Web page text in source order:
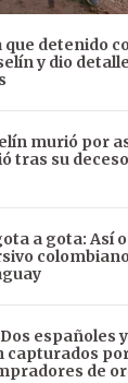
detenido
y dio
murió por
tras su
a gota: Así
españoles
capturados
de